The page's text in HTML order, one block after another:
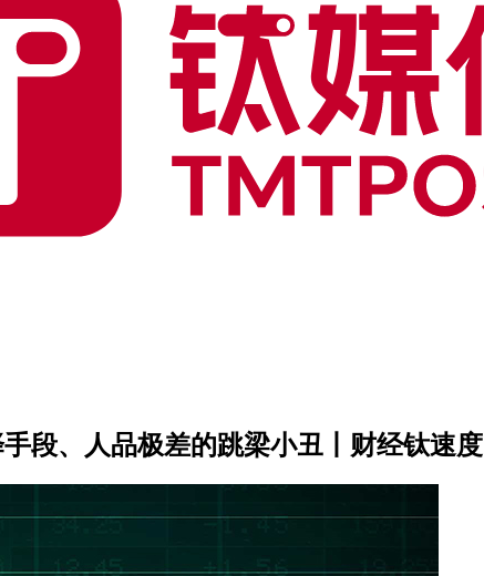
段、人品极差的跳梁小丑丨财经钛速度